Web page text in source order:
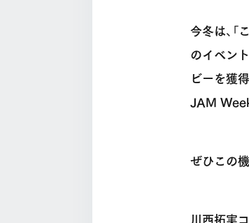
今冬は、
のイベン
ビーを獲
JAM
ぜひこの
川西拓実